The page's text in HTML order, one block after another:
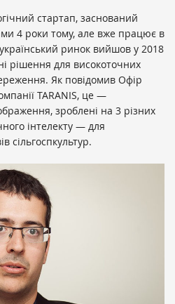
стартап, заснований
4 роки тому, але вже працює в
український ринок вийшов у 2018
рішення для високоточних
Як повідомив Офір
TARANIS, це —
зроблені на 3 різних
інтелекту — для
сільгоспкультур.